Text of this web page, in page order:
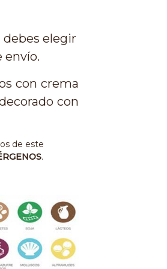
elegir
envío.
con crema
con
de este
.